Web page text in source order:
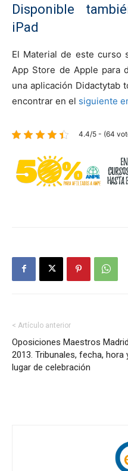
Disponible
iPad
El Material de este curso
App Store de Apple para
una aplicación Didactytab
encontrar en el siguiente
4.4/5 - (64
< Artículo anterior
Oposiciones Maestros Madrid
2013. Tribunales, fecha, hora
lugar de celebración